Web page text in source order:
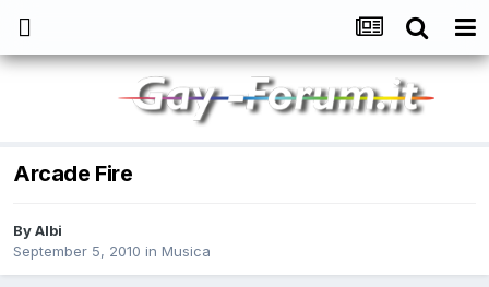
Arcade Fire
ByAlbi
September 5, 2010 in Musica